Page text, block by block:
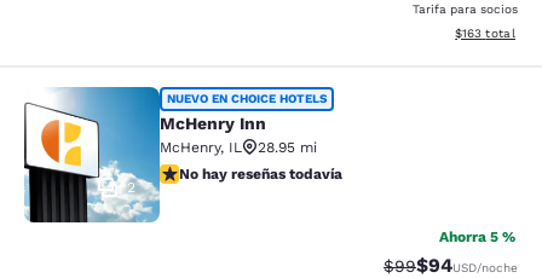
Tarifa para socios
Ver detalles
$163 total
McHenry Inn
2
NUEVO EN CHOICE HOTELS
McHenry Inn
McHenry, IL
28.95 mi
No hay reseñas todavía
No hay reseñas todavía
Ahorra 5 %
Precio tachado:
$99Precio con
$94USD/noche